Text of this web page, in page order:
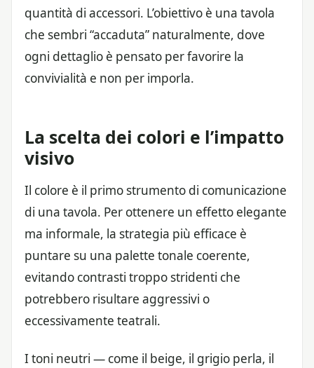
quantità di accessori. L’obiettivo è una tavola
che sembri “accaduta” naturalmente, dove
ogni dettaglio è pensato per favorire la
convivialità e non per imporla.
La scelta dei colori e l’impatto
visivo
Il colore è il primo strumento di comunicazione
di una tavola. Per ottenere un effetto elegante
ma informale, la strategia più efficace è
puntare su una palette tonale coerente,
evitando contrasti troppo stridenti che
potrebbero risultare aggressivi o
eccessivamente teatrali.
I toni neutri — come il beige, il grigio perla, il